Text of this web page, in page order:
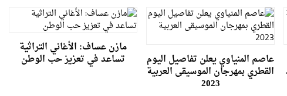
عاصم المنياوي يعلن تفاصيل اليوم
القطري بمهرجان الموسيقى العربية
2023
مازن عساف: الأغاني التراثية
تساعد في تعزيز حب الوطن